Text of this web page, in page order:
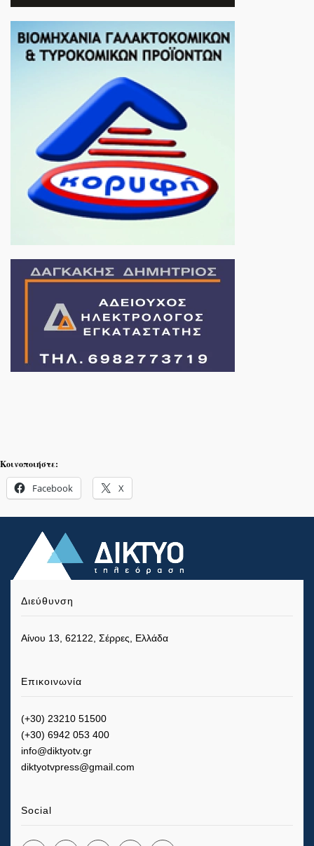
Κοινοποιήστε:
Facebook X
Διεύθυνση
Αίνου 13, 62122, Σέρρες, Ελλάδα
Επικοινωνία
(+30) 23210 51500
(+30) 6942 053 400
info@diktyotv.gr
diktyotvpress@gmail.com
Social